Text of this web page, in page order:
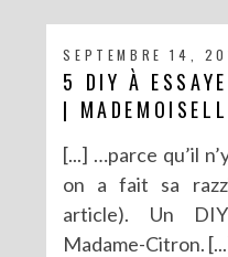
SEPTEMBRE 14,
5 DIY À
|
[...] …parce qu’il
on a fait sa
article). Un
Madame-Citron.